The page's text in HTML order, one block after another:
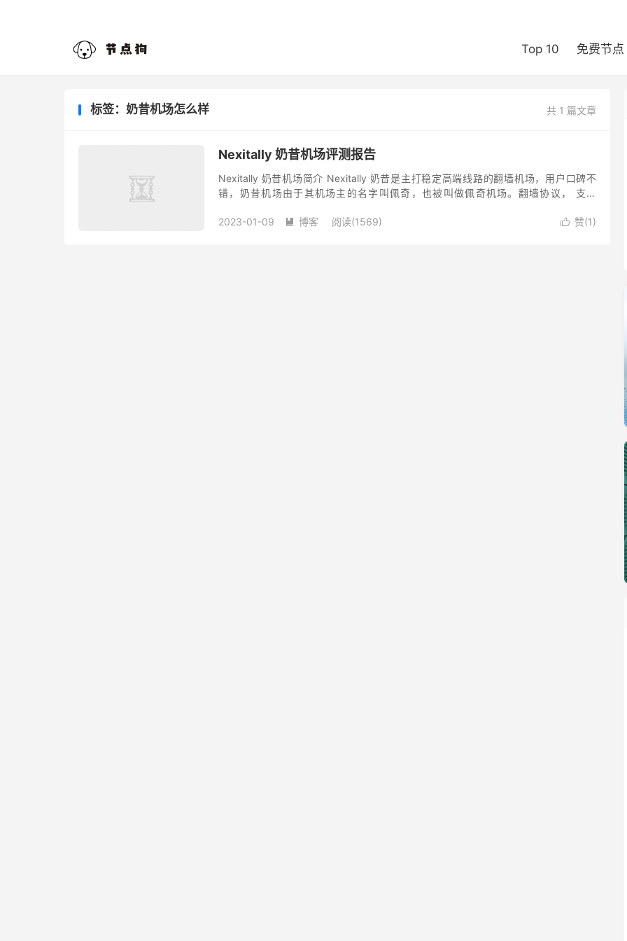
Top 10 免费节点
共 1 篇文章
标签：奶昔机场怎么样
Nexitally 奶昔机场评测报告
Nexitally 奶昔机场简介 Nexitally 奶昔是主打稳定高端线路的翻墙机场，用户口碑不
错，奶昔机场由于其机场主的名字叫佩奇，也被叫做佩奇机场。翻墙协议， 支持
 赞(1)
2023-01-09  博客 阅读(1569)